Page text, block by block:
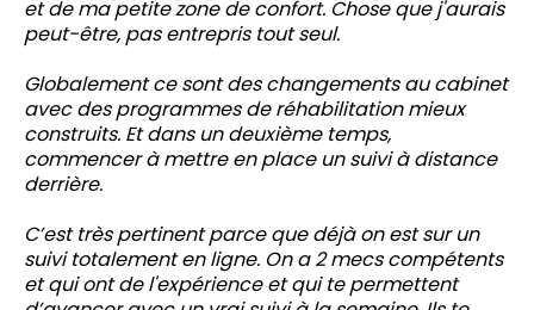
et de ma petite zone de confort. Chose que j'aurais
peut-être, pas entrepris tout seul.
Globalement ce sont des changements au cabinet
avec des programmes de réhabilitation mieux
construits. Et dans un deuxième temps,
commencer à mettre en place un suivi à distance
derrière.
C’est très pertinent parce que déjà on est sur un
suivi totalement en ligne. On a 2 mecs compétents
et qui ont de l'expérience et qui te permettent